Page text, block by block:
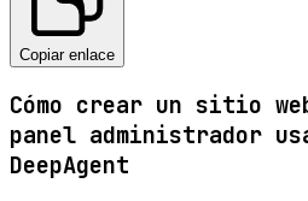
Copiar enlace
Cómo crear un sitio
panel administrador
DeepAgent